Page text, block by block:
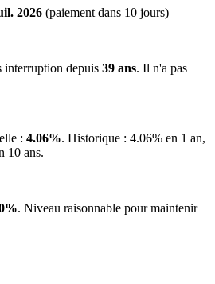
2026 (paiement dans 10 jours)
interruption depuis 39 ans. Il n'a pas
: 4.06%. Historique : 4.06% en 1 an,
10 ans.
. Niveau raisonnable pour maintenir